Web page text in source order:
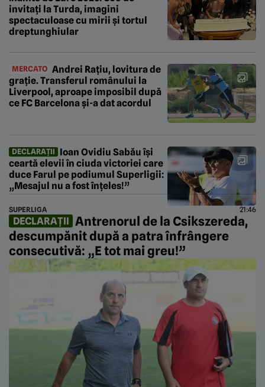
invitați la Turda, imagini
spectaculoase cu mirii și tortul
dreptunghiular
MERCATO Andrei Rațiu, lovitura de
grație. Transferul românului la
Liverpool, aproape imposibil după
ce FC Barcelona şi-a dat acordul
DECLARAȚII
Ioan Ovidiu Sabău își
ceartă elevii în ciuda victoriei care
duce Farul pe podiumul Superligii:
„Mesajul nu a fost înțeles!”
SUPERLIGA 21:46
DECLARAȚII Antrenorul de la Csikszereda,
descumpănit după a patra înfrângere
consecutivă: „E tot mai greu!”